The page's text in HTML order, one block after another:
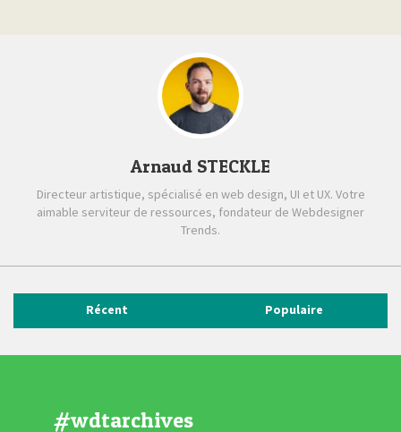
Arnaud STECKLE
Directeur artistique, spécialisé en web design, UI et UX. Votre
aimable serviteur de ressources, fondateur de Webdesigner
Trends.
Récent Populaire
#wdtarchives